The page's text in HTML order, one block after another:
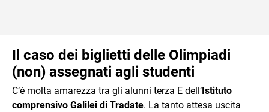
Il caso dei biglietti delle Olimpiadi
(non) assegnati agli studenti
C’è molta amarezza tra gli alunni terza E dell’Istituto
comprensivo Galilei di Tradate. La tanto attesa uscita